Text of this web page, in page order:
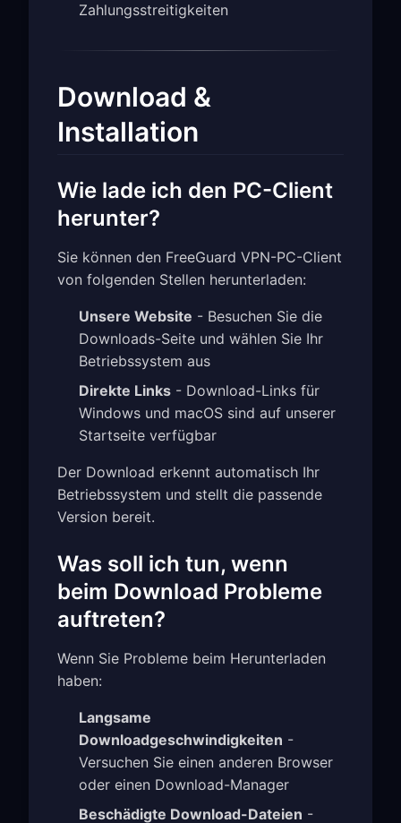
Zahlungsstreitigkeiten
Download &
Installation
Wie lade ich den PC-Client
herunter?
Sie können den FreeGuard VPN-PC-Client
von folgenden Stellen herunterladen:
Unsere Website - Besuchen Sie die
Downloads-Seite und wählen Sie Ihr
Betriebssystem aus
Direkte Links - Download-Links für
Windows und macOS sind auf unserer
Startseite verfügbar
Der Download erkennt automatisch Ihr
Betriebssystem und stellt die passende
Version bereit.
Was soll ich tun, wenn
beim Download Probleme
auftreten?
Wenn Sie Probleme beim Herunterladen
haben:
Langsame
Downloadgeschwindigkeiten -
Versuchen Sie einen anderen Browser
oder einen Download-Manager
Beschädigte Download-Dateien -